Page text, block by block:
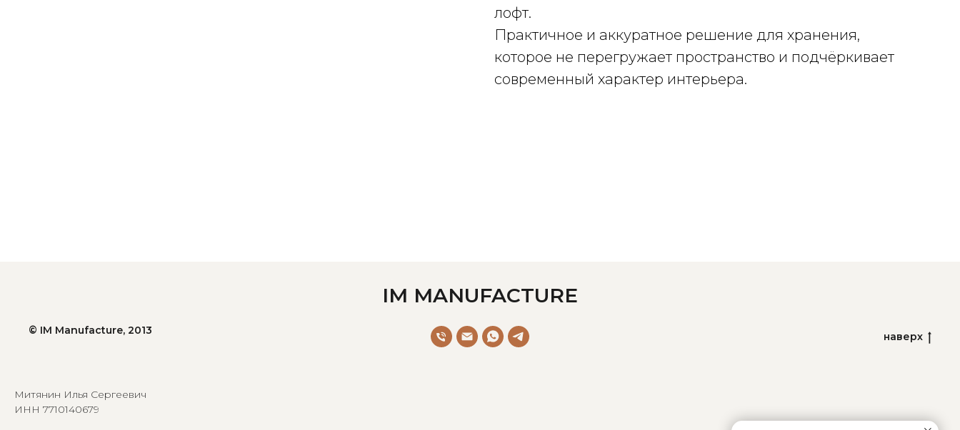
лофт.
Практичное и аккуратное решение для хранения,
которое не перегружает пространство и подчёркивает
современный характер интерьера.
IM MANUFACTURE
© IM Manufacture, 2013 наверх
Митянин Илья Сергеевич
ИНН 7710140679